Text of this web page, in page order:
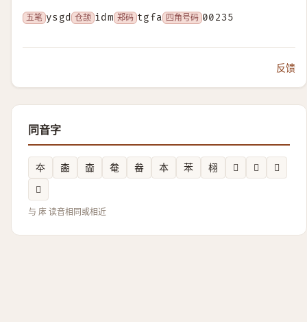
五笔 ysgd 仓颉 idm 郑码 tgfa 四角号码 00235
反馈
同音字
夲 㮺 楍 奙 畚 本 苯 翉 𤲙 𮲞
𤙃
𪱻
与 㡷 读音相同或相近